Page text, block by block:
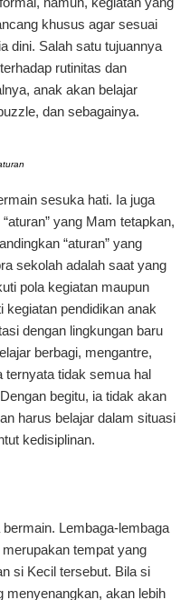
khusus agar sesuai
dini. Salah satu tujuannya
rutinitas dan
anak akan belajar
dan sebagainya.
sesuka hati. Ia juga
yang Mam tetapkan,
“aturan” yang
sekolah adalah saat yang
pola kegiatan maupun
kegiatan pendidikan anak
dengan lingkungan baru
berbagi, mengantre,
ternyata tidak semua hal
begitu, ia tidak akan
harus belajar dalam situasi
kedisiplinan.
Lembaga-lembaga
tempat yang
si Kecil tersebut. Bila si
akan lebih